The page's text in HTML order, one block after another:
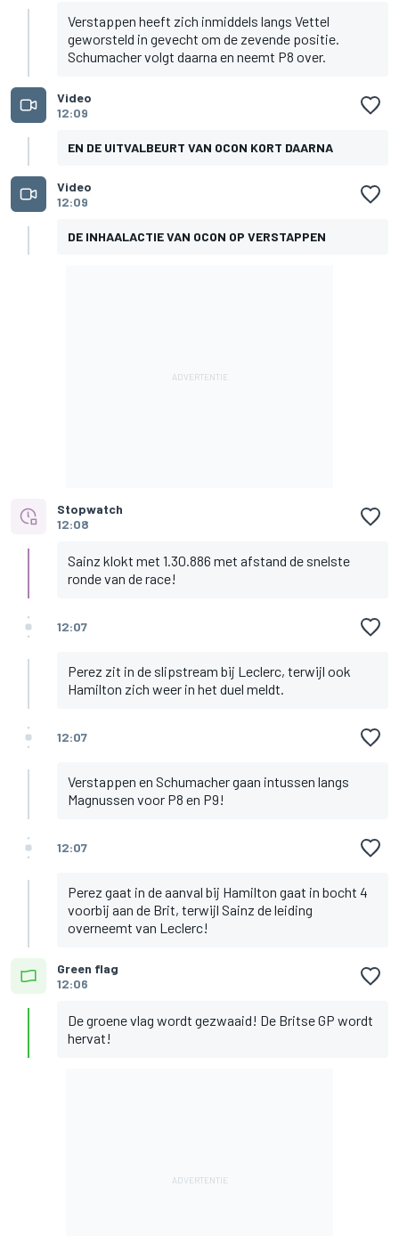
Verstappen heeft zich inmiddels langs Vettel
geworsteld in gevecht om de zevende positie.
Schumacher volgt daarna en neemt P8 over.
Video
12:09
EN DE UITVALBEURT VAN OCON KORT DAARNA
Video
12:09
DE INHAALACTIE VAN OCON OP VERSTAPPEN
Stopwatch
12:08
Sainz klokt met 1.30.886 met afstand de snelste
ronde van de race!
12:07
Perez zit in de slipstream bij Leclerc, terwijl ook
Hamilton zich weer in het duel meldt.
12:07
Verstappen en Schumacher gaan intussen langs
Magnussen voor P8 en P9!
12:07
Perez gaat in de aanval bij Hamilton gaat in bocht 4
voorbij aan de Brit, terwijl Sainz de leiding
overneemt van Leclerc!
Green flag
12:06
De groene vlag wordt gezwaaid! De Britse GP wordt
hervat!